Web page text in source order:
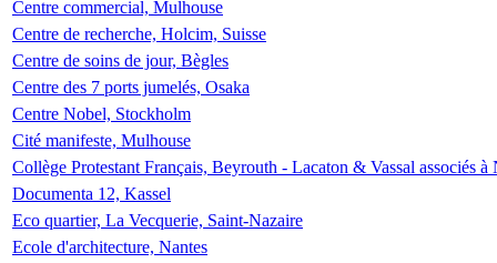
Centre commercial, Mulhouse
Centre de recherche, Holcim, Suisse
Centre de soins de jour, Bègles
Centre des 7 ports jumelés, Osaka
Centre Nobel, Stockholm
Cité manifeste, Mulhouse
Collège Protestant Français, Beyrouth - Lacaton & Vassal associés
Documenta 12, Kassel
Eco quartier, La Vecquerie, Saint-Nazaire
Ecole d'architecture, Nantes